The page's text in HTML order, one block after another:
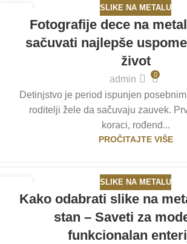
SLIKE NA METALU
Fotografije dece na
sačuvati najlepše
život
admin 0
Detinjstvo je period ispunjen
roditelji žele da sačuvaju zauvek.
koraci, rođend...
PROČITAJTE VIŠE
JUN
SLIKE NA METALU
Kako odabrati slike na
stan – Saveti za
funkcionalan